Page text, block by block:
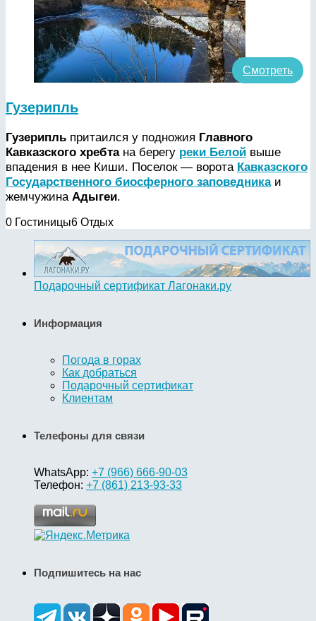
Гузерипль
Гузерипль притаился у подножия Главного
Кавказского хребтана берегу реки Белой выше
впадения в нее Киши. Поселок — ворота Кавказского
Государственного биосферного заповедникаи
жемчужина Адыгеи.
0 Гостиницы6 Отдых
Смотреть
Подарочный сертификат Лагонаки.ру
Информация
Погода в горах
Как добраться
Подарочный сертификат
Клиентам
Телефоны для связи
WhatsApp: +7 (966) 666-90-03
Телефон: +7 (861) 213-93-33
Подпишитесь на нас